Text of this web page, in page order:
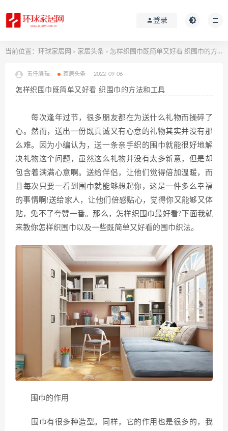
登录
当前位置： 环球家居网 > 家居头条 > 怎样织围巾既简单又好看 织围巾的方法和工具
责任编辑 家居头条 2022-09-06
怎样织围巾既简单又好看 织围巾的方法和工具
每次逢年过节，很多朋友都在为送什么礼物而操碎了
心。然而，送出一份既真诚又有心意的礼物其实并没有那
么难。因为小编认为，送一条亲手织的围巾就能很好地解
决礼物这个问题，虽然这么礼物并没有太多新意，但是却
包含着满满心意啊。送给伴侣，让他们觉得倍加温暖，而
且每次只要一看到围巾就能够想起你，这是一件多么幸福
的事情啊!送给家人，让他们倍感贴心，觉得你又能够又体
贴，免不了夸赞一番。那么，怎样织围巾最好看?下面我就
来教你怎样织围巾以及一些既简单又好看的围巾织法。
围巾的作用
围巾有很多种造型。同样，它的作用也是很多的，我